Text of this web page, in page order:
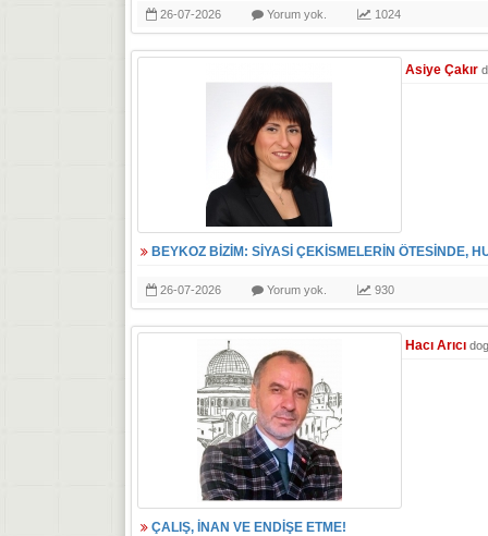
26-07-2026 Yorum yok. 1024
Asiye Çakır
BEYKOZ BİZİM: SİYASİ ÇEKİSMELERİN ÖTESİNDE,
26-07-2026 Yorum yok. 930
Hacı Arıcı
ÇALIŞ, İNAN VE ENDİŞE ETME!